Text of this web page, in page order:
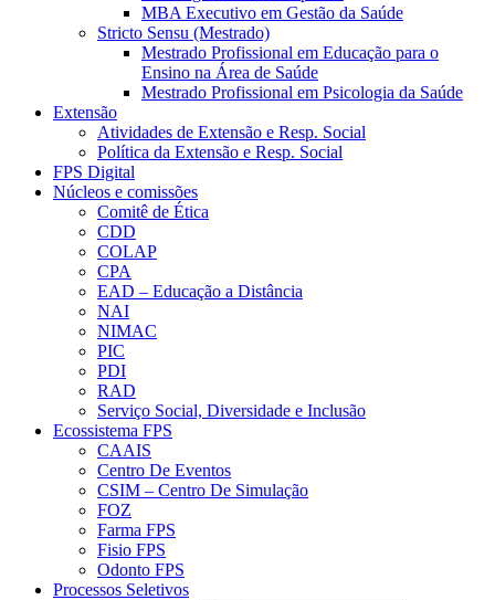
MBA Executivo em Gestão da Saúde
Stricto Sensu (Mestrado)
Mestrado Profissional em Educação para o
Ensino na Área de Saúde
Mestrado Profissional em Psicologia da Saúde
Extensão
Atividades de Extensão e Resp. Social
Política da Extensão e Resp. Social
FPS Digital
Núcleos e comissões
Comitê de Ética
CDD
COLAP
CPA
EAD – Educação a Distância
NAI
NIMAC
PIC
PDI
RAD
Serviço Social, Diversidade e Inclusão
Ecossistema FPS
CAAIS
Centro De Eventos
CSIM – Centro De Simulação
FOZ
Farma FPS
Fisio FPS
Odonto FPS
Processos Seletivos